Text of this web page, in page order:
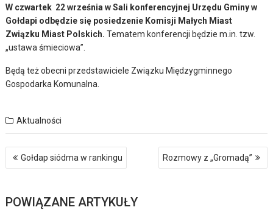
W czwartek 22 września w Sali konferencyjnej Urzędu Gminy w
Gołdapi odbędzie się posiedzenie Komisji Małych Miast
Związku Miast Polskich. Tematem konferencji będzie m.in. tzw.
„ustawa śmieciowa”.
Będą też obecni przedstawiciele Związku Międzygminnego
Gospodarka Komunalna.
Aktualności
Nawigacja
wpisu
Gołdap siódma w rankingu Rozmowy z „Gromadą”
POWIĄZANE ARTYKUŁY